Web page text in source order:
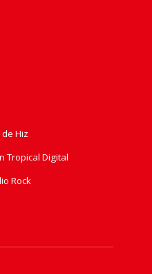
Hiz
Tropical Digital
Rock